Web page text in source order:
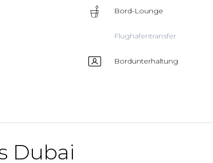
Bord-Lounge
Flughafentransfer
Bordunterhaltung
Dubai